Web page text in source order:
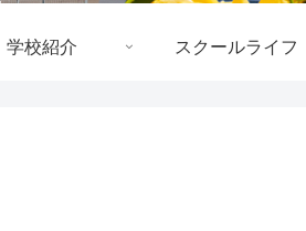
学校紹介 スクールライフ